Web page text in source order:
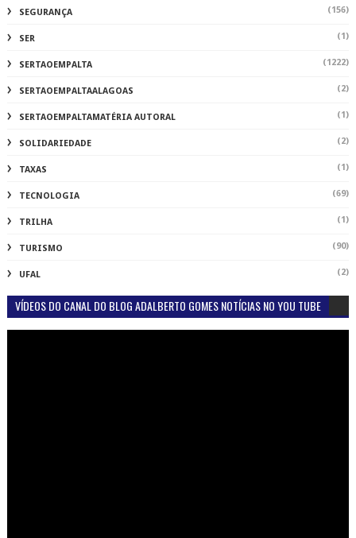
SEGURANÇA (156)
SER (1)
SERTAOEMPALTA (1222)
SERTAOEMPALTAALAGOAS (2)
SERTAOEMPALTAMATÉRIA AUTORAL (1)
SOLIDARIEDADE (2)
TAXAS (1)
TECNOLOGIA (69)
TRILHA (1)
TURISMO (90)
UFAL (2)
VÍDEOS DO CANAL DO BLOG ADALBERTO GOMES NOTÍCIAS NO YOU TUBE